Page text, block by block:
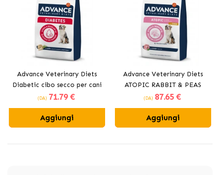
Advance Veterinary Diets
Diabetic cibo secco per cani
(DA) 71.79 €
Aggiungi
Advance Veterinary Diets
ATOPIC RABBIT & PEAS
cibo secco per cani con
(DA) 87.65 €
Aggiungi